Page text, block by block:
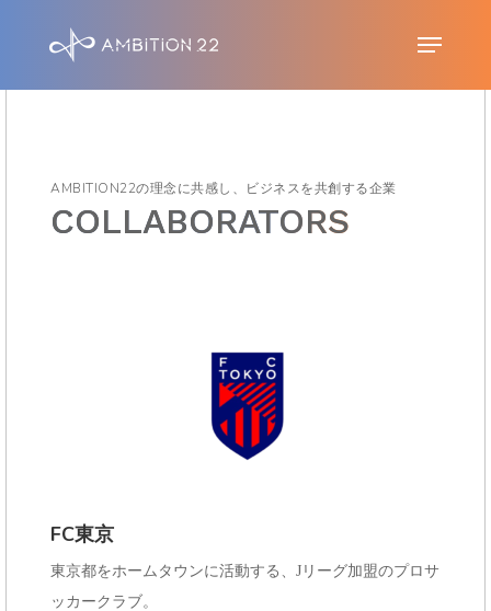
i
Menu
AMBITION22の理念に共感し、ビジネスを共創する企業
COLLABORATORS
FC東京
東京都をホームタウンに活動する、Jリーグ加盟のプロサ
ッカークラブ。